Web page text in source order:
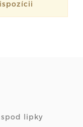
spod lipky